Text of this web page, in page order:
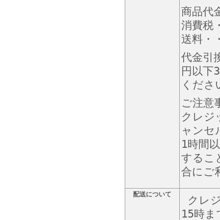
商品代
消費税
送料・
代金引
円以下
くださ
ご注意
クレジ
ャンセ
1時間
するこ
合にご
配送について
クレ
15時ま